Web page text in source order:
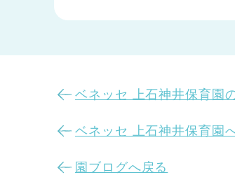
ベネッセ 上石神井保育園
ベネッセ 上石神井保育園
園ブログへ戻る